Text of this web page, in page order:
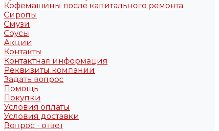
Кофемашины после капитального ремонта
Сиропы
Смузи
Соусы
Акции
Контакты
Контактная информация
Реквизиты компании
Задать вопрос
Помощь
Покупки
Условия оплаты
Условия доставки
Вопрос - ответ